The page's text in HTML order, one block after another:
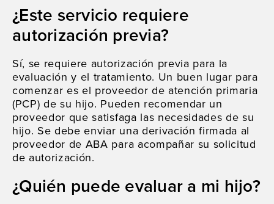
¿Este servicio requiere
autorización previa?
Sí, se requiere autorización previa para la
evaluación y el tratamiento. Un buen lugar para
comenzar es el proveedor de atención primaria
(PCP) de su hijo. Pueden recomendar un
proveedor que satisfaga las necesidades de su
hijo. Se debe enviar una derivación firmada al
proveedor de ABA para acompañar su solicitud
de autorización.
¿Quién puede evaluar a mi hijo?